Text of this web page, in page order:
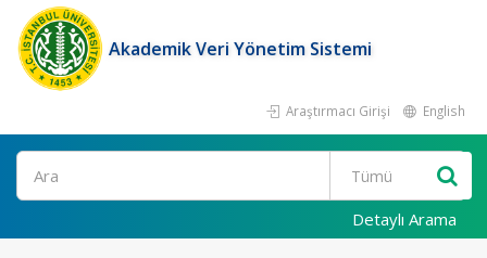
Akademik Veri Yönetim Sistemi
Araştırmacı Girişi English
Ara
Detaylı Arama